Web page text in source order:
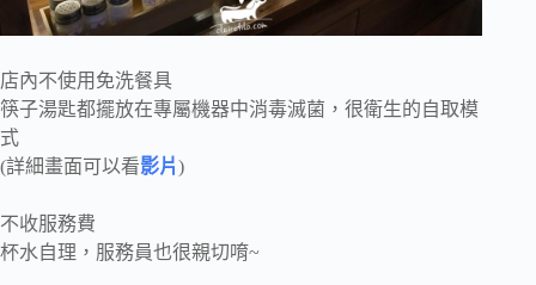
店內不使用免洗餐具
筷子湯匙都擺放在專屬機器中消毒滅菌，很衛生的自取模
式
(詳細畫面可以看影片)
不收服務費
杯水自理，服務員也很親切唷~